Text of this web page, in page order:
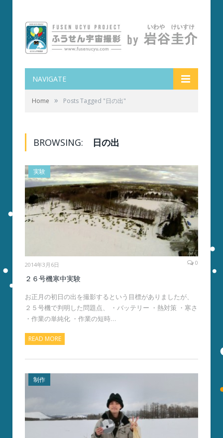
NAVIGATE
Home » Posts Tagged "日の出"
BROWSING: 日の出
実験
2014年3月6日 0
２６号機寒中実験
お正月の初日の出を撮影するという目標がありましたが、
２５号機で判明した問題点、 ・バッテリー ・熱対策 ・寒さ
・作業の単純化 ・作業の短時…
READ MORE
制作